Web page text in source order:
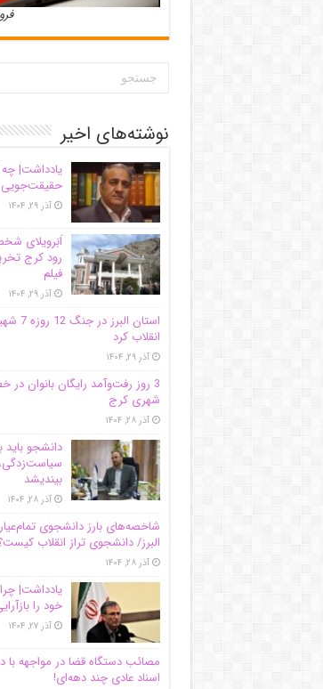
نوشته‌های اخیر
یادداشت|
حقیقت‌جویی
آذر ۲۹, ۱۴۰۴
اَبَر‌ویلای
رود کرج
فیلم
آذر ۲۹, ۱۴۰۴
استان
انقلاب کرد
آذر ۲۹, ۱۴۰۴
3 روز رفت‌وآمد رایگان بانوان در
شهری کرج
آذر ۲۸, ۱۴۰۴
دانشجو باید
بیندیشد
آذر ۲۸, ۱۴۰۴
شاخصه‌های بارز دانشجوی تمام‌عیار
البرز/ دانشجوی تراز انقلاب
آذر ۲۸, ۱۴۰۴
یادداشت|
خود را
آذر ۲۷, ۱۴۰۴
مصائب دستگاه قضا در مواجهه با
اسناد عادی چند‌ دهه‌ای!